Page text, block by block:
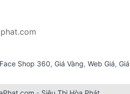
Shop 360, Giá Vàng, Web Giá, Giá